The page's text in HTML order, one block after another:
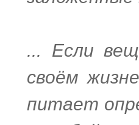
... Если
своём
питает